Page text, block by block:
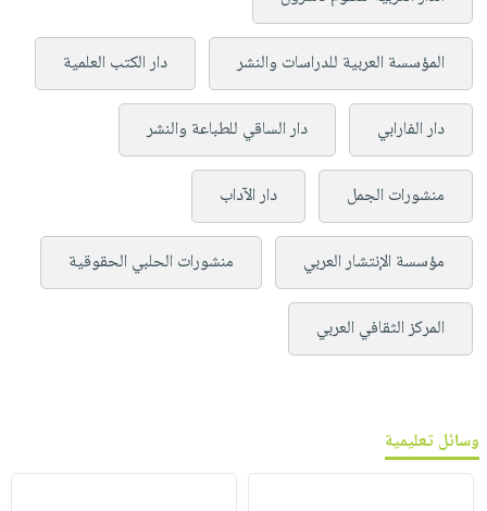
المؤسسة العربية للدراسات والنشر دار الكتب العلمية
دار الفارابي دار الساقي للطباعة والنشر
منشورات الجمل دار الآداب
مؤسسة الإنتشار العربي منشورات الحلبي الحقوقية
المركز الثقافي العربي
وسائل تعليمية